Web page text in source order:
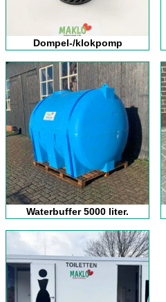
Dompel-/klokpomp
Waterbuffer 5000 liter.